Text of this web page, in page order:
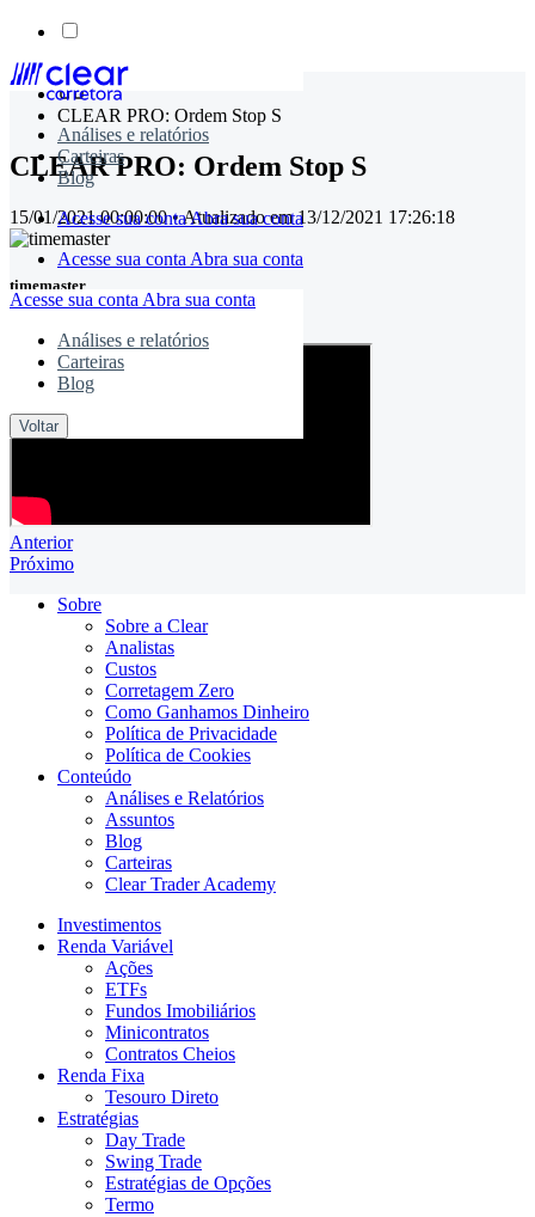
Skip
content
Análises e relatórios
Carteiras
Blog
Acesse sua contaAbra sua conta
Acesse sua conta Abra sua conta
Acesse sua conta Abra sua conta
Análises e relatórios
Carteiras
Blog
Voltar
CLEAR PRO: Ordem Stop S
CLEAR PRO: Ordem Stop S
15/01/2021 00:00:00• Atualizado em13/12/2021 17:26:18
timemaster
Compartilhe:
Anterior
Próximo
Sobre
Sobre a Clear
Analistas
Custos
Corretagem Zero
Como Ganhamos Dinheiro
Política de Privacidade
Política de Cookies
Conteúdo
Análises e Relatórios
Assuntos
Blog
Carteiras
Clear Trader Academy
Investimentos
Renda Variável
Ações
ETFs
Fundos Imobiliários
Minicontratos
Contratos Cheios
Renda Fixa
Tesouro Direto
Estratégias
Day Trade
Swing Trade
Estratégias de Opções
Termo